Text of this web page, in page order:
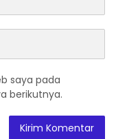
saya pada
berikutnya.